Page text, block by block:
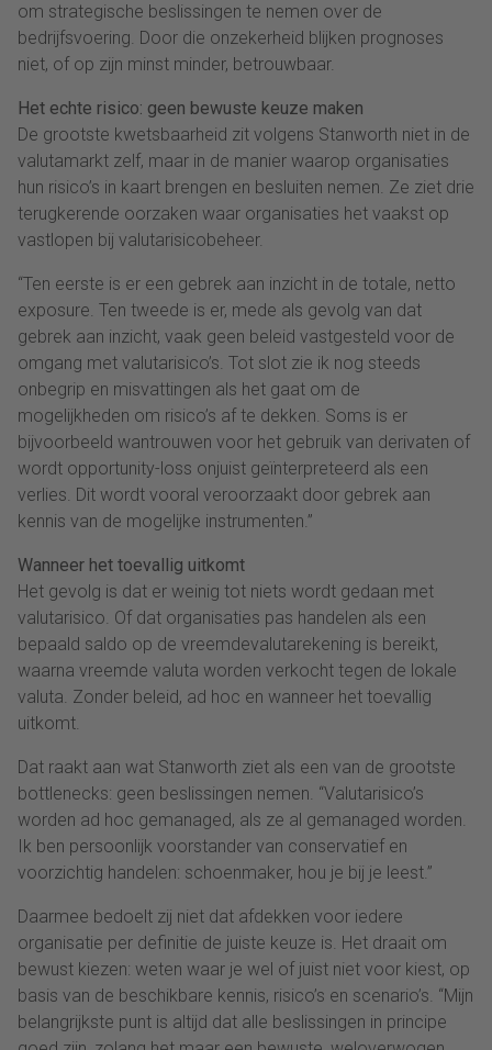
om strategische beslissingen te nemen over de
bedrijfsvoering. Door die onzekerheid blijken prognoses
niet, of op zijn minst minder, betrouwbaar.
Het echte risico: geen bewuste keuze maken
De grootste kwetsbaarheid zit volgens Stanworth niet in de
valutamarkt zelf, maar in de manier waarop organisaties
hun risico’s in kaart brengen en besluiten nemen. Ze ziet drie
terugkerende oorzaken waar organisaties het vaakst op
vastlopen bij valutarisicobeheer.
“Ten eerste is er een gebrek aan inzicht in de totale, netto
exposure. Ten tweede is er, mede als gevolg van dat
gebrek aan inzicht, vaak geen beleid vastgesteld voor de
omgang met valutarisico’s. Tot slot zie ik nog steeds
onbegrip en misvattingen als het gaat om de
mogelijkheden om risico’s af te dekken. Soms is er
bijvoorbeeld wantrouwen voor het gebruik van derivaten of
wordt opportunity-loss onjuist geïnterpreteerd als een
verlies. Dit wordt vooral veroorzaakt door gebrek aan
kennis van de mogelijke instrumenten.”
Wanneer het toevallig uitkomt
Het gevolg is dat er weinig tot niets wordt gedaan met
valutarisico. Of dat organisaties pas handelen als een
bepaald saldo op de vreemdevalutarekening is bereikt,
waarna vreemde valuta worden verkocht tegen de lokale
valuta. Zonder beleid, ad hoc en wanneer het toevallig
uitkomt.
Dat raakt aan wat Stanworth ziet als een van de grootste
bottlenecks: geen beslissingen nemen. “Valutarisico’s
worden ad hoc gemanaged, als ze al gemanaged worden.
Ik ben persoonlijk voorstander van conservatief en
voorzichtig handelen: schoenmaker, hou je bij je leest.”
Daarmee bedoelt zij niet dat afdekken voor iedere
organisatie per definitie de juiste keuze is. Het draait om
bewust kiezen: weten waar je wel of juist niet voor kiest, op
basis van de beschikbare kennis, risico’s en scenario’s. “Mijn
belangrijkste punt is altijd dat alle beslissingen in principe